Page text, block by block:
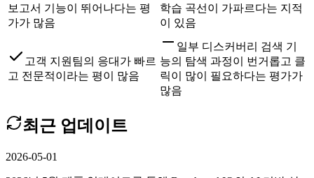
보고서 기능이 뛰어나다는 평
가가 많음
학습 곡선이 가파르다는 지적
이 있음
고객 지원팀의 응대가 빠르
고 전문적이라는 평이 많음
일부 디스커버리 검색 기
능의 탐색 과정이 번거롭고 클
릭이 많이 필요하다는 평가가
많음
최근 업데이트
2026-05-01